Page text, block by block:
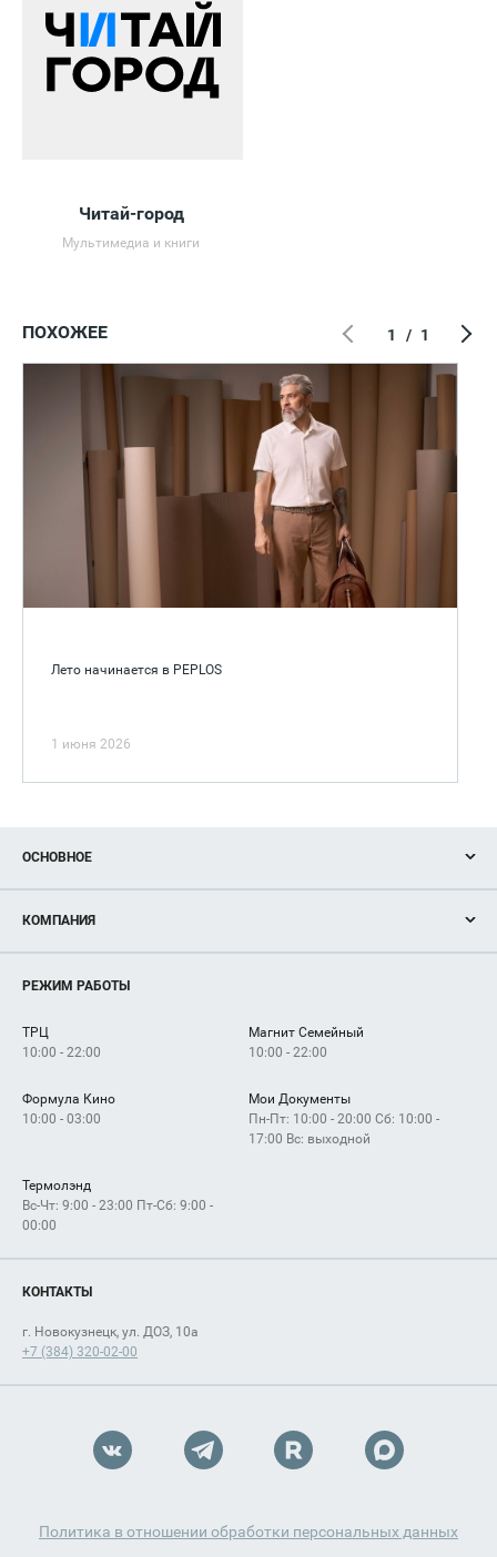
Читай-город
Мультимедиа и книги
ПОХОЖЕЕ
Лето начинается в PEPLOS
1 июня 2026
1 / 1
ОСНОВНОЕ
Новости
Магазины
Услуги
КОМПАНИЯ
Рекламодателям
Как добраться
РЕЖИМ РАБОТЫ
ТРЦ
10:00 - 22:00
Магнит Семейный
10:00 - 22:00
Формула Кино
10:00 - 03:00
Мои Документы
Пн-Пт: 10:00 - 20:00 Сб: 10:00 -
17:00 Вс: выходной
Термолэнд
Вс-Чт: 9:00 - 23:00 Пт-Сб: 9:00 -
00:00
КОНТАКТЫ
г. Новокузнецк, ул. ДОЗ, 10а
+7 (384) 320-02-00
Политика в отношении обработки персональных данных